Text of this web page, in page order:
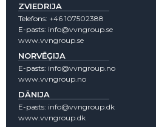
ZVIEDRIJA
Telefons: +46 107502388
E-pasts: info@vvngroup.se
www.vvngroup.se
NORVĒĢIJA
E-pasts: info@vvngroup.no
www.vvngroup.no
DĀNIJA
E-pasts: info@vvngroup.dk
www.vvngroup.dk